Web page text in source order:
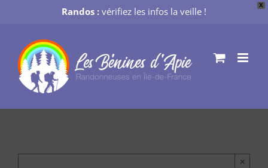
X
Randos : vérifiez les infos la veille !
contenu
×